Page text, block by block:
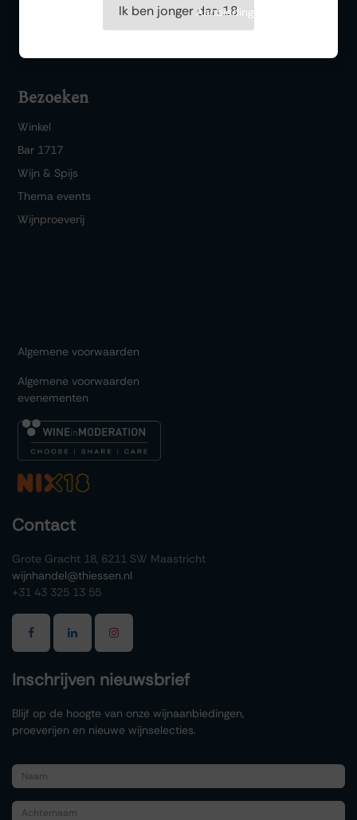
Aanbiedingen
Cadeaubonnen
Bezoeken
Winkel
Bar 1717
Wijn & Spijs
Thema events
Wijnproeverij
Algemene voorwaarden
Algemene voorwaarden
evenementen
Contact
Grote Gracht 18, 6211 SW Maastricht
wijnhandel@thiessen.nl
+31 43 325 13 55
Inschrijven nieuwsbrief
Blijf op de hoogte van onze wijnaanbiedingen,
proeverijen en nieuwe wijnselecties.
Ik ben jonger dan 18